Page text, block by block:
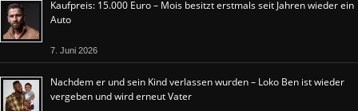
Kaufpreis: 15.000 Euro – Mois besitzt erstmals seit Jahren wieder ein
Auto
7. Juni 2026
Nachdem er und sein Kind verlassen wurden – Loko Ben ist wieder
vergeben und wird erneut Vater